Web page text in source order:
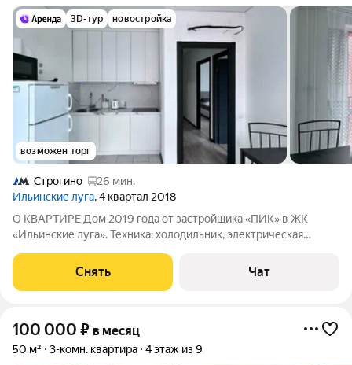
3D-тур новостройка
возможен торг
Строгино
26 мин.
Ильинские луга, 4 квартал 2018
О КВАРТИРЕ Дом 2019 года от застройщика «ПИК» в ЖК
«Ильинские луга». Техника: холодильник, электрическая
телевизор Мебель: кухонный гарнитур с подсветкой и
встроенной техникой, обеденный стол, 2
Снять Чат
100 000 ₽ в месяц
50 м² 3-комн. квартира 4 этаж из 9